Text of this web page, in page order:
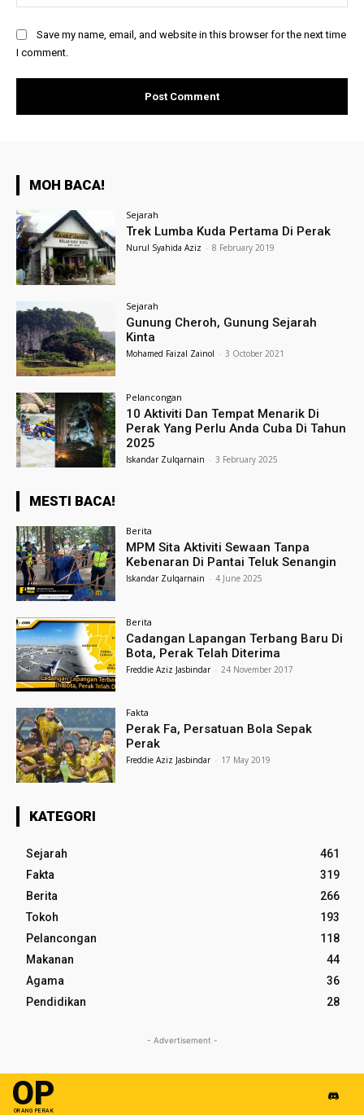
Save my name, email, and website in this browser for the next time
I comment.
MOH BACA!
Sejarah
Trek Lumba Kuda Pertama Di Perak
Nurul Syahida Aziz - 8 February 2019
Sejarah
Gunung Cheroh, Gunung Sejarah
Kinta
Mohamed Faizal Zainol - 3 October 2021
Pelancongan
10 Aktiviti Dan Tempat Menarik Di
Perak Yang Perlu Anda Cuba Di Tahun
2025
Iskandar Zulqarnain - 3 February 2025
MESTI BACA!
Berita
MPM Sita Aktiviti Sewaan Tanpa
Kebenaran Di Pantai Teluk Senangin
Iskandar Zulqarnain - 4 June 2025
Berita
Cadangan Lapangan Terbang Baru Di
Bota, Perak Telah Diterima
Freddie Aziz Jasbindar - 24 November 2017
Fakta
Perak Fa, Persatuan Bola Sepak
Perak
Freddie Aziz Jasbindar - 17 May 2019
KATEGORI
Sejarah
461
Fakta
319
Berita
266
Tokoh
193
Pelancongan
118
Makanan
44
Agama
36
Pendidikan
28
- Advertisement -
OP
ORANG PERAK